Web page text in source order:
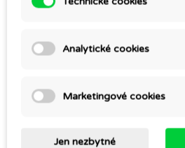
0 0
10/24/19, 6:07 PM
Analytické cookies
Marketingové cookies
Jen nezbytné